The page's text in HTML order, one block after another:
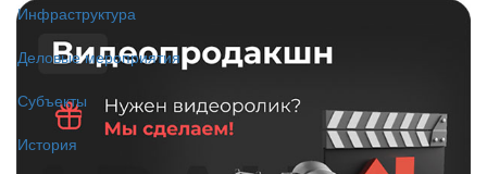
Инфраструктура
Деловые мероприятия
Субъекты
История